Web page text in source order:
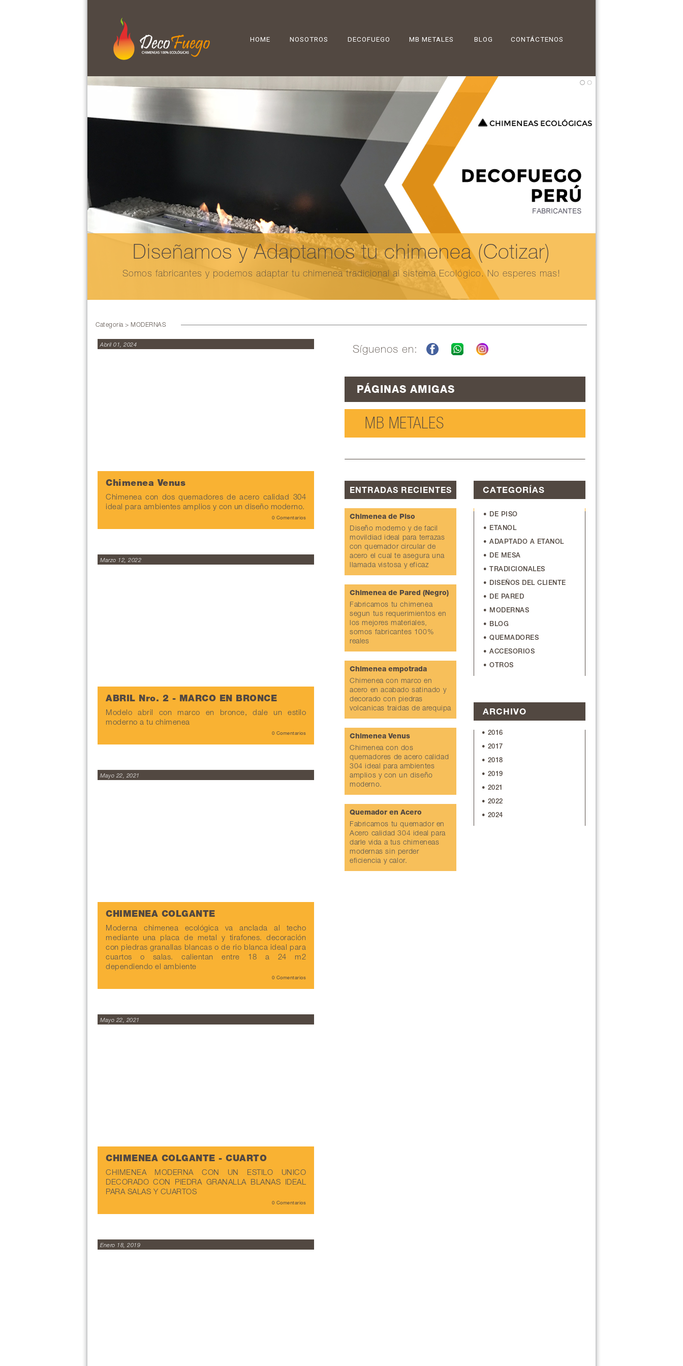
HOME NOSOTROS DECOFUEGO MB METALES BLOG CONTÁCTENOS
Diseñamos y Adaptamos tu chimenea (Cotizar)
Somos fabricantes y podemos adaptar tu chimenea tradicional al sistema Ecológico. No esperes mas!
Categoría > MODERNAS
Abril 01, 2024
Chimenea Venus
Chimenea con dos quemadores de acero calidad 304
ideal para ambientes amplios y con un diseño moderno.
0 Comentarios
Marzo 12, 2022
ABRIL Nro. 2 - MARCO EN BRONCE
Modelo abril con marco en bronce, dale un estilo
moderno a tu chimenea
0 Comentarios
Mayo 22, 2021
CHIMENEA COLGANTE
Moderna chimenea ecológica va anclada al techo
mediante una placa de metal y tirafones. decoración
con piedras granallas blancas o de rio blanca ideal para
cuartos o salas. calientan entre 18 a 24 m2
dependiendo el ambiente
0 Comentarios
Mayo 22, 2021
CHIMENEA COLGANTE - CUARTO
CHIMENEA MODERNA CON UN ESTILO UNICO
DECORADO CON PIEDRA GRANALLA BLANAS IDEAL
PARA SALAS Y CUARTOS
0 Comentarios
Enero 18, 2019
Síguenos en:
PÁGINAS AMIGAS
MB METALES
ENTRADAS RECIENTES
Chimenea de Piso
Diseño moderno y de facil
movildiad ideal para terrazas
con quemador circular de
acero el cual te asegura una
llamada vistosa y eficaz
Chimenea de Pared (Negro)
Fabricamos tu chimenea
segun tus requerimientos en
los mejores materiales,
somos fabricantes 100%
reales
Chimenea empotrada
Chimenea con marco en
acero en acabado satinado y
decorado con piedras
volcanicas traidas de arequipa
Chimenea Venus
Chimenea con dos
quemadores de acero calidad
304 ideal para ambientes
amplios y con un diseño
moderno.
Quemador en Acero
Fabricamos tu quemador en
Acero calidad 304 ideal para
darle vida a tus chimeneas
modernas sin perder
eficiencia y calor.
CATEGORÍAS
• DE PISO
• ETANOL
• ADAPTADO A ETANOL
• DE MESA
• TRADICIONALES
• DISEÑOS DEL CLIENTE
• DE PARED
• MODERNAS
• BLOG
• QUEMADORES
• ACCESORIOS
• OTROS
ARCHIVO
• 2016
• 2017
• 2018
• 2019
• 2021
• 2022
• 2024